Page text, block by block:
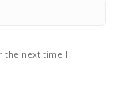
the next time I